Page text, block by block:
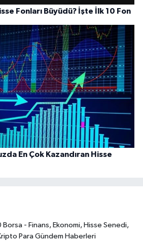
Fonları Büyüdü? İşte İlk 10 Fon
En Çok Kazandıran Hisse
Borsa - Finans, Ekonomi, Hisse Senedi,
Para Gündem Haberleri